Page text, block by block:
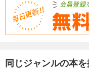
同じジャンルの本